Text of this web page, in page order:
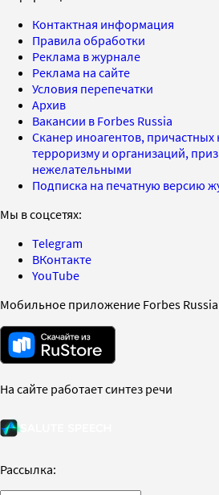
Контактная информация
Правила обработки
Реклама в журнале
Реклама на сайте
Условия перепечатки
Архив
Вакансии в Forbes Russia
Сканер иноагентов, причастных
терроризму и организаций,
нежелательными
Подписка на печатную версию
Мы в соцсетях:
Telegram
ВКонтакте
YouTube
Мобильное приложение Forbes
На сайте работает синтез речи
Рассылка: